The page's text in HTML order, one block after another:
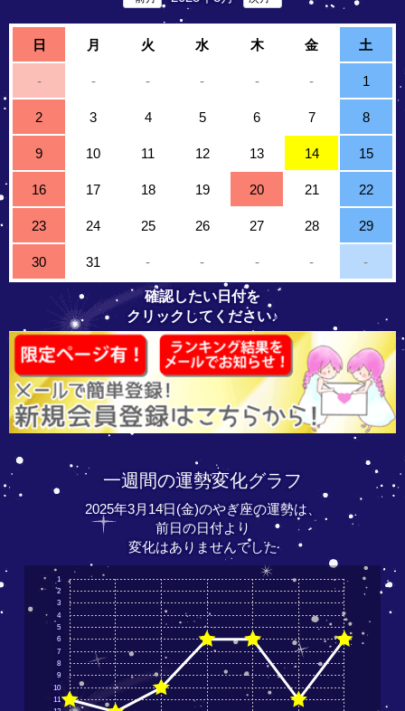
日 月 火 水 木 金 土
- - - - - - 1
2 3 4 5 6 7 8
9 10 11 12 13 14 15
16 17 18 19 20 21 22
23 24 25 26 27 28 29
30 31 - - - - -
確認したい日付を
クリックしてください♪
一週間の運勢変化グラフ
2025年3月14日(金)のやぎ座の運勢は、
前日の日付より
変化はありませんでした
11
10
9
8
7
6
5
4
3
2
1